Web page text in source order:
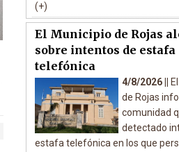
(+)
El Municipio de Rojas
sobre intentos de estafa
telefónica
4/8/2026 ||
de Rojas
comunidad
detectado
estafa telefónica en los que